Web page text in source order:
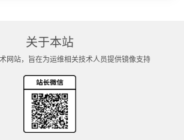
关于本站
网站，旨在为运维相关技术人员提供镜像支持